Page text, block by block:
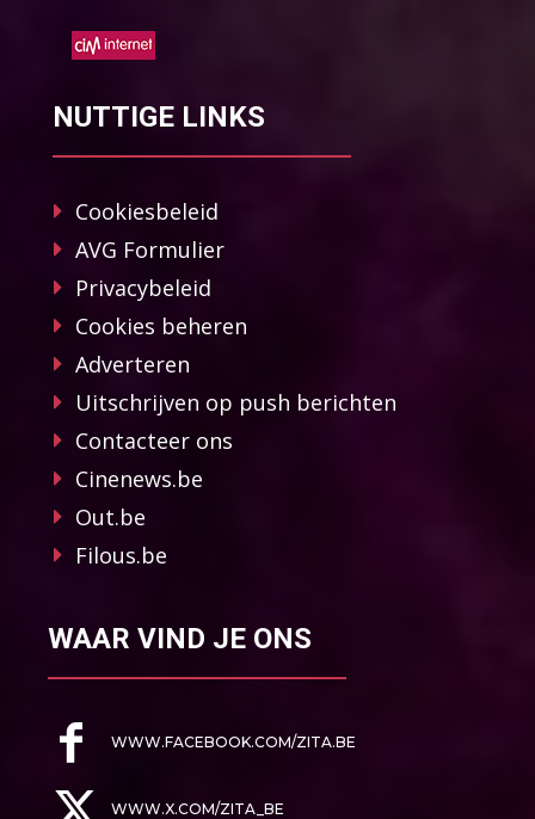
NUTTIGE LINKS
Cookiesbeleid
AVG Formulier
Privacybeleid
Cookies beheren
Adverteren
Uitschrijven op push berichten
Contacteer ons
Cinenews.be
Out.be
Filous.be
WAAR VIND JE ONS
WWW.FACEBOOK.COM/ZITA.BE
WWW.X.COM/ZITA_BE